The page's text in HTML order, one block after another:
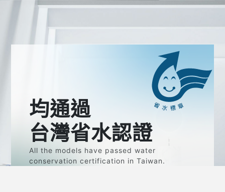
均通過
台灣省水認證
All the models have passed water
conservation certification in Taiwan.